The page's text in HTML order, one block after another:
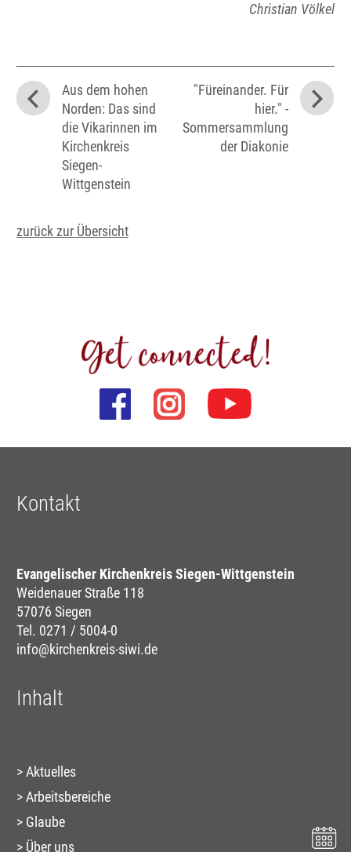
Christian Völkel
Aus dem hohen
Norden: Das sind
die Vikarinnen im
Kirchenkreis
Siegen-
Wittgenstein
"Füreinander. Für
hier." -
Sommersammlung
der Diakonie
zurück zur Übersicht
Kontakt
Evangelischer Kirchenkreis Siegen-Wittgenstein
Weidenauer Straße 118
57076 Siegen
Tel. 0271 / 5004-0
info@kirchenkreis-siwi.de
Inhalt
Aktuelles
Arbeitsbereiche
Glaube
Über uns